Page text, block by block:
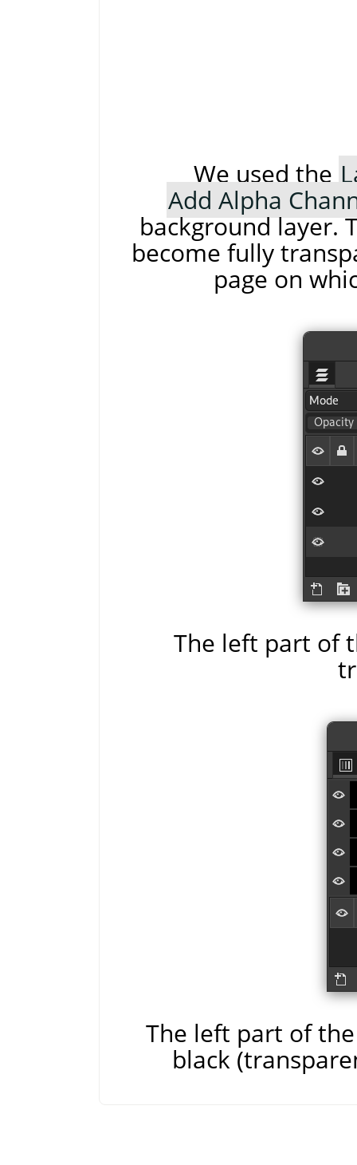
We used the
Add Alpha
background layer.
become fully
page on
The left part of
The left part of
black